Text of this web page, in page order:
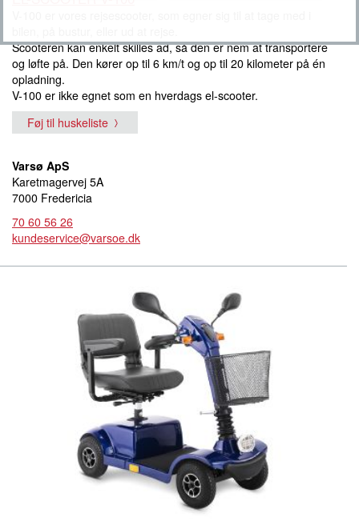
Scooteren kan enkelt skilles ad, så den er nem at transportere
og løfte på. Den kører op til 6 km/t og op til 20 kilometer på én
opladning.
V-100 er ikke egnet som en hverdags el-scooter.
Føj til huskeliste
Varsø ApS
Karetmagervej 5A
7000 Fredericia
70 60 56 26
kundeservice@varsoe.dk